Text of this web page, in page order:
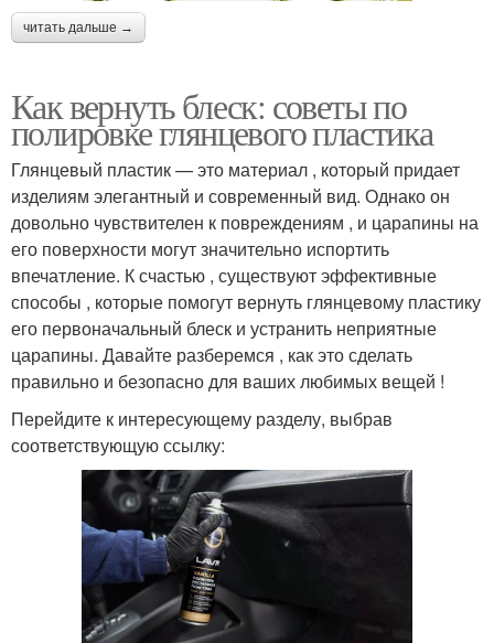
читать дальше →
Как вернуть блеск: советы по
полировке глянцевого пластика
Глянцевый пластик — это материал , который придает
изделиям элегантный и современный вид. Однако он
довольно чувствителен к повреждениям , и царапины на
его поверхности могут значительно испортить
впечатление. К счастью , существуют эффективные
способы , которые помогут вернуть глянцевому пластику
его первоначальный блеск и устранить неприятные
царапины. Давайте разберемся , как это сделать
правильно и безопасно для ваших любимых вещей !
Перейдите к интересующему разделу, выбрав
соответствующую ссылку: